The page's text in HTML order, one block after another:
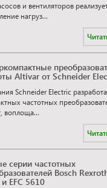
и вентиляторов
нагруз...
Altivar от Schneider
Schneider Electric
частотных
воплоща...
серии частотных
Bosch
EFC 5610